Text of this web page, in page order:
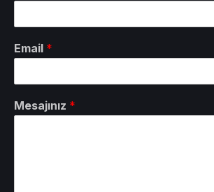
Email *
Mesajınız *